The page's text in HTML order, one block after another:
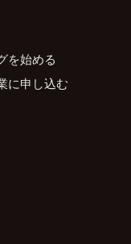
を始める
に申し込む